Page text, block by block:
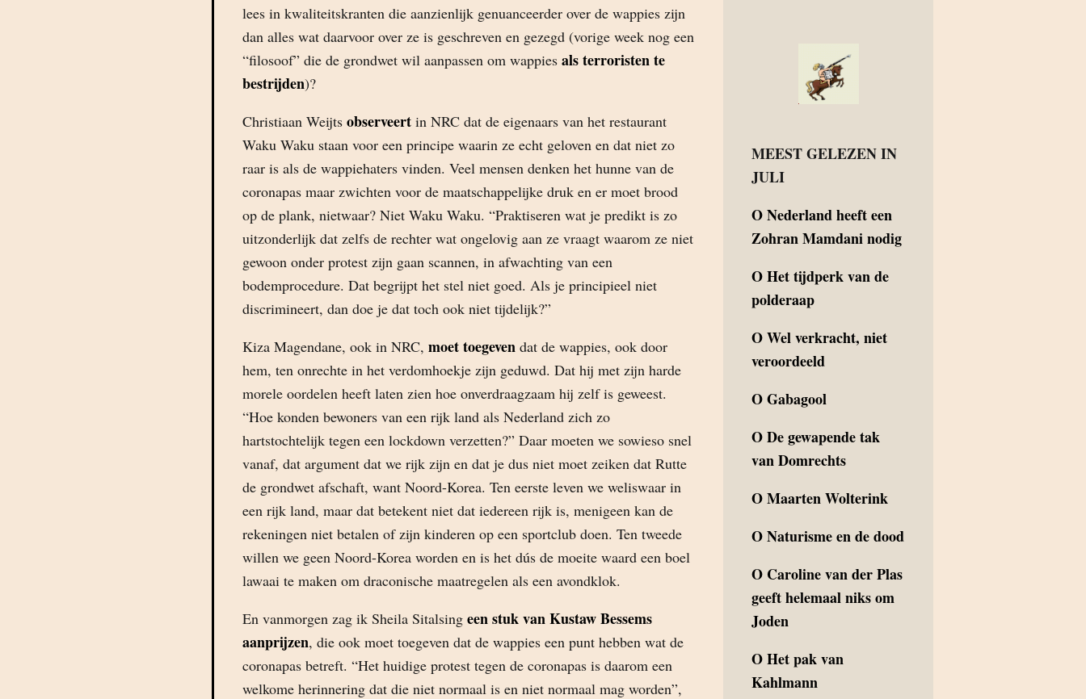
lees in kwaliteitskranten die aanzienlijk genuanceerder over de wappies zijn
dan alles wat daarvoor over ze is geschreven en gezegd (vorige week nog een
“filosoof” die de grondwet wil aanpassen om wappies als terroristen te
bestrijden)?
Christiaan Weijts observeert in NRC dat de eigenaars van het restaurant
Waku Waku staan voor een principe waarin ze echt geloven en dat niet zo
raar is als de wappiehaters vinden. Veel mensen denken het hunne van de
coronapas maar zwichten voor de maatschappelijke druk en er moet brood
op de plank, nietwaar? Niet Waku Waku. “Praktiseren wat je predikt is zo
uitzonderlijk dat zelfs de rechter wat ongelovig aan ze vraagt waarom ze niet
gewoon onder protest zijn gaan scannen, in afwachting van een
bodemprocedure. Dat begrijpt het stel niet goed. Als je principieel niet
discrimineert, dan doe je dat toch ook niet tijdelijk?”
Kiza Magendane, ook in NRC, moet toegeven dat de wappies, ook door
hem, ten onrechte in het verdomhoekje zijn geduwd. Dat hij met zijn harde
morele oordelen heeft laten zien hoe onverdraagzaam hij zelf is geweest.
“Hoe konden bewoners van een rijk land als Nederland zich zo
hartstochtelijk tegen een lockdown verzetten?” Daar moeten we sowieso snel
vanaf, dat argument dat we rijk zijn en dat je dus niet moet zeiken dat Rutte
de grondwet afschaft, want Noord-Korea. Ten eerste leven we weliswaar in
een rijk land, maar dat betekent niet dat iedereen rijk is, menigeen kan de
rekeningen niet betalen of zijn kinderen op een sportclub doen. Ten tweede
willen we geen Noord-Korea worden en is het dús de moeite waard een boel
lawaai te maken om draconische maatregelen als een avondklok.
En vanmorgen zag ik Sheila Sitalsing een stuk van Kustaw Bessems
aanprijzen, die ook moet toegeven dat de wappies een punt hebben wat de
coronapas betreft. “Het huidige protest tegen de coronapas is daarom een
welkome herinnering dat die niet normaal is en niet normaal mag worden”,
MEEST GELEZEN IN
JULI
ONederland heeft een
Zohran Mamdani nodig
OHet tijdperk van de
polderaap
OWel verkracht, niet
veroordeeld
OGabagool
ODe gewapende tak
van Domrechts
OMaarten Wolterink
ONaturisme en de dood
O Caroline van der Plas
geeft helemaal niks om
Joden
OHet pak van
Kahlmann